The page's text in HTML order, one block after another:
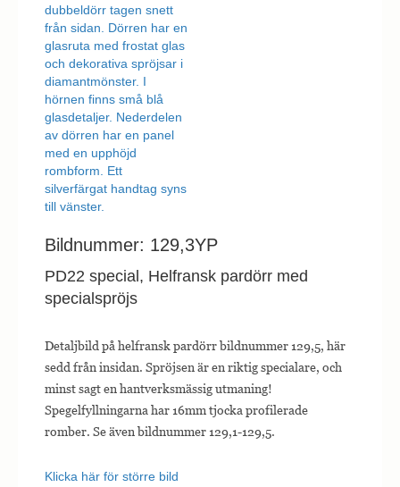
Bildnummer: 129,3YP
PD22 special, Helfransk pardörr med
specialspröjs
Detaljbild på helfransk pardörr bildnummer 129,5, här
sedd från insidan. Spröjsen är en riktig specialare, och
minst sagt en hantverksmässig utmaning!
Spegelfyllningarna har 16mm tjocka profilerade
romber. Se även bildnummer 129,1-129,5.
Klicka här för större bild